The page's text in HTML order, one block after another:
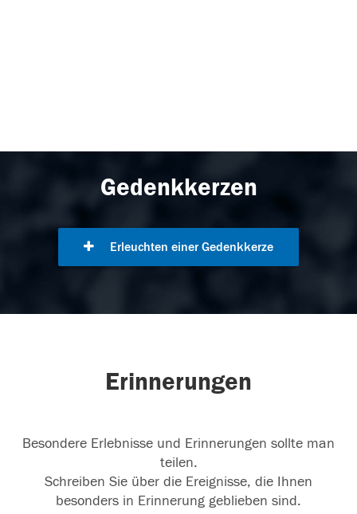
Gedenkkerzen
Erleuchten einer Gedenkkerze
Erinnerungen
Besondere Erlebnisse und Erinnerungen sollte man
teilen.
Schreiben Sie über die Ereignisse, die Ihnen
besonders in Erinnerung geblieben sind.